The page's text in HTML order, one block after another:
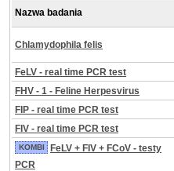
Nazwa badania
Chlamydophila felis
FeLV - real time PCR test
FHV - 1 - Feline Herpesvirus
FIP - real time PCR test
FIV - real time PCR test
KOMBI
FeLV + FIV + FCoV - testy
PCR